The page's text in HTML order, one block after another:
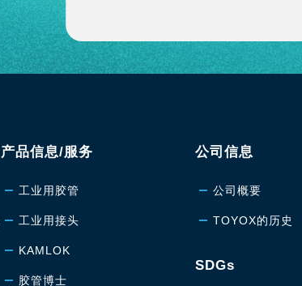
产品信息/服务
工业用胶管
工业用接头
KAMLOK
胶管博士
公司信息
公司概要
TOYOX的历史
SDGs